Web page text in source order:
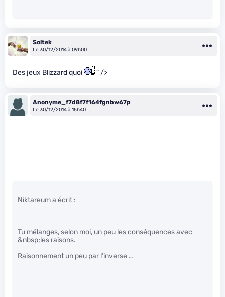
Soltek
Le 30/12/2014 à 09h00
Des jeux Blizzard quoi " />
Anonyme_f7d8f7f164fgnbw67p
Le 30/12/2014 à 15h40
Niktareum a écrit :
Tu mélanges, selon moi, un peu les conséquences avec
&nbsp;les raisons.
Raisonnement un peu par l’inverse …